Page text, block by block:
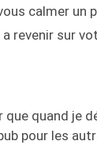
calmer un
revenir sur
quand je
pour les